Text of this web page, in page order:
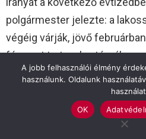
polgármester jelezte: a
végéig várják, jövő
fórumot tartanak a témában.
Mezőgazdaság és
Az ülésen elhangzott a
A jobb felhasználói élmény
használunk. Oldalunk
OK